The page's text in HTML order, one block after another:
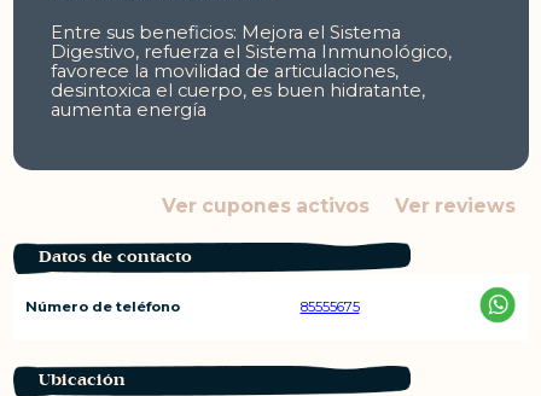
Entre sus beneficios: Mejora el Sistema
Digestivo, refuerza el Sistema Inmunológico,
favorece la movilidad de articulaciones,
desintoxica el cuerpo, es buen hidratante,
aumenta energía
Ver cupones activos Ver reviews
Datos de contacto
Número de teléfono 85555675
Ubicación